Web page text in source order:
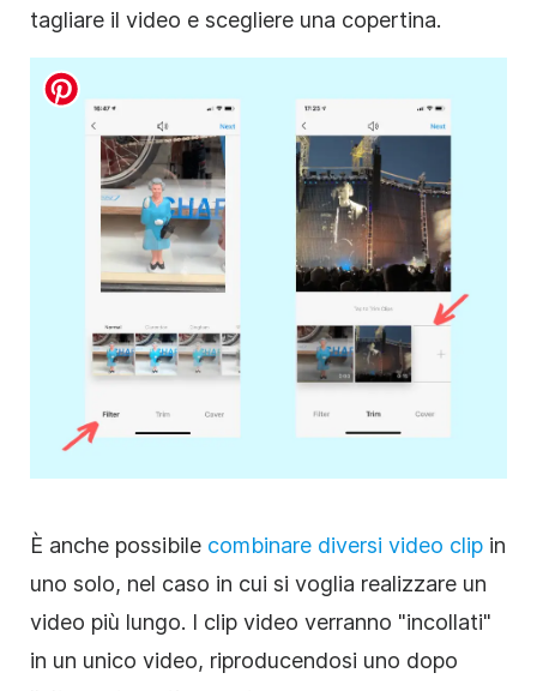
tagliare il video e scegliere una copertina.
È anche possibile combinare diversi video clip in
uno solo, nel caso in cui si voglia realizzare un
video più lungo. I clip video verranno "incollati"
in un unico video, riproducendosi uno dopo